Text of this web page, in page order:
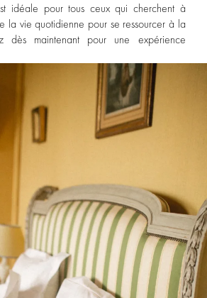
idéale pour tous ceux qui cherchent à
la vie quotidienne pour se ressourcer à la
dès maintenant pour une expérience